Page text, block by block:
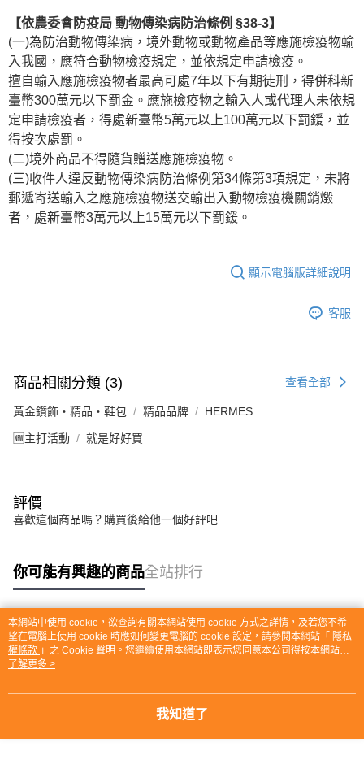
【依農委會防疫局 動物傳染病防治條例 §38-3】
(一)為防治動物傳染病，境外動物或動物產品等應施檢疫物輸
入我國，應符合動物檢疫規定，並依規定申請檢疫。
擅自輸入應施檢疫物者最高可處7年以下有期徒刑，得併科新
臺幣300萬元以下罰金。應施檢疫物之輸入人或代理人未依規
定申請檢疫者，得處新臺幣5萬元以上100萬元以下罰鍰，並
得按次處罰。
(二)境外商品不得隨貨贈送應施檢疫物。
(三)收件人違反動物傳染病防治條例第34條第3項規定，未將
郵遞寄送輸入之應施檢疫物送交輸出入動物檢疫機關銷燬
者，處新臺幣3萬元以上15萬元以下罰鍰。
顯示電腦版詳細說明
客服
商品相關分類 (3) 查看全部
黃金鑽飾・精品・鞋包 精品品牌 HERMES
🆕主打活動 就是好好買
評價
喜歡這個商品嗎？購買後給他一個好評吧
你可能有興趣的商品全站排行
熱門標籤
本網站中使用 cookie，欲查詢有關本網站使用 cookie 方式之詳情，及若您不希
望在電腦上使用 cookie 時應如何變更電腦的 cookie 設定，請參閱本網站「 隱私
權條款 」之 Cookie 聲明。您繼續使用本網站即表示您同意本公司得按本網站使
用條款之 Cookie 聲明使用 cookie。
了解更多 >
我知道了